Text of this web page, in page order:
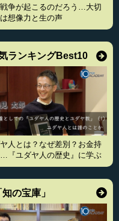
争が起こるのだろう…大切
想像力と生の声
ランキングBest10
人とは？なぜ差別？お金持
『ユダヤ人の歴史』に学ぶ
の宝庫」